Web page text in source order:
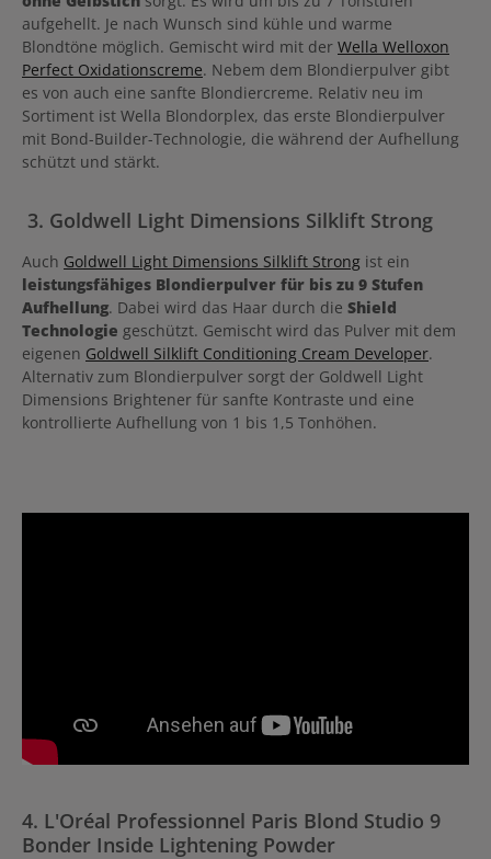
aufgehellt. Je nach Wunsch sind kühle und warme
Blondtöne möglich. Gemischt wird mit der Wella Welloxon
Perfect Oxidationscreme. Nebem dem Blondierpulver gibt
es von auch eine sanfte Blondiercreme. Relativ neu im
Sortiment ist Wella Blondorplex, das erste Blondierpulver
mit Bond-Builder-Technologie, die während der Aufhellung
schützt und stärkt.
3. Goldwell Light Dimensions Silklift Strong
Auch Goldwell Light Dimensions Silklift Strong ist ein
leistungsfähiges Blondierpulver für bis zu 9 Stufen
Aufhellung. Dabei wird das Haar durch die Shield
Technologie geschützt. Gemischt wird das Pulver mit dem
eigenen Goldwell Silklift Conditioning Cream Developer.
Alternativ zum Blondierpulver sorgt der Goldwell Light
Dimensions Brightener für sanfte Kontraste und eine
kontrollierte Aufhellung von 1 bis 1,5 Tonhöhen.
4. L'Oréal Professionnel Paris Blond Studio 9
Bonder Inside Lightening Powder